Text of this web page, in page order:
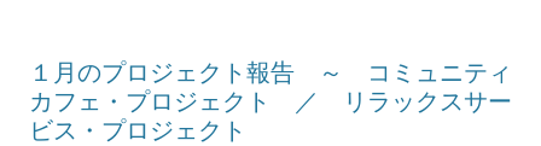
１月のプロジェクト報告 ～ コミュニティ
カフェ・プロジェクト ／ リラックスサー
ビス・プロジェクト